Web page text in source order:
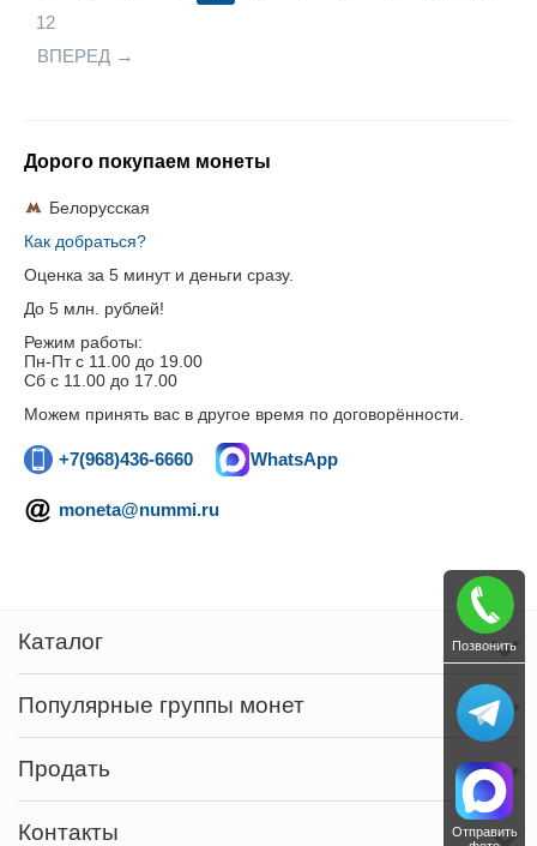
12
ВПЕРЕД
Дорого покупаем монеты
Белорусская
Как добраться?
Оценка за 5 минут и деньги сразу.
До 5 млн. рублей!
Режим работы:
Пн-Пт c 11.00 до 19.00
Сб с 11.00 до 17.00
Можем принять вас в другое время по договорённости.
+7(968)436-6660 WhatsApp
moneta@nummi.ru
Каталог
Популярные группы монет
Продать
Контакты
Позвонить
Отправить